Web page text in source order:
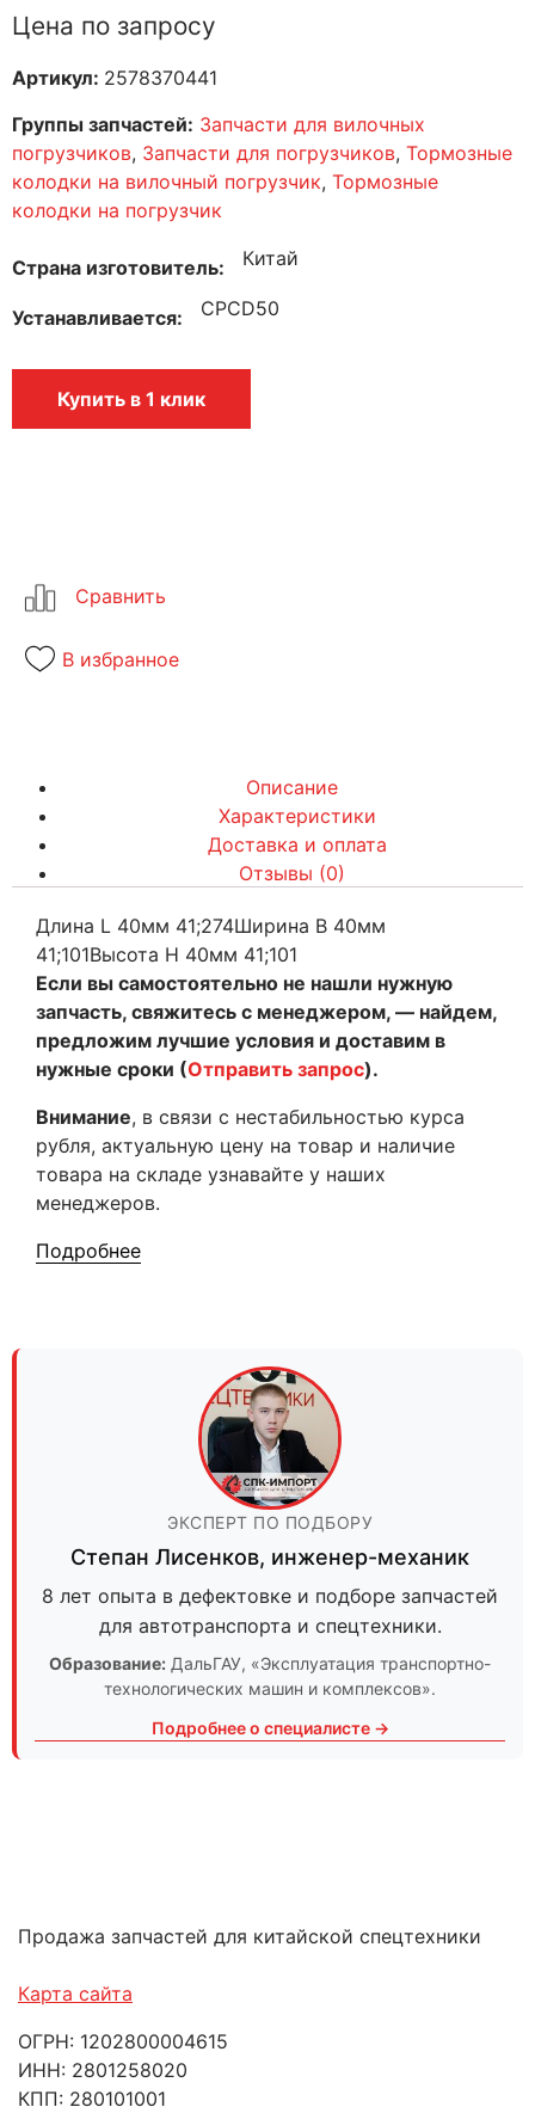
Цена по запросу
Артикул: 2578370441
Группы запчастей: Запчасти для вилочных
погрузчиков, Запчасти для погрузчиков, Тормозные
колодки на вилочный погрузчик, Тормозные
колодки на погрузчик
Страна изготовитель Китай
Устанавливается CPCD50
Купить в 1 клик
В избранное
Описание
Характеристики
Доставка и оплата
Отзывы (0)
Длина L 40мм 41;274Ширина B 40мм
41;101Высота H 40мм 41;101
Если вы самостоятельно не нашли нужную
запчасть, свяжитесь с менеджером, — найдем,
предложим лучшие условия и доставим в
нужные сроки (Отправить запрос).
Внимание, в связи с нестабильностью курса
рубля, актуальную цену на товар и наличие
товара на складе узнавайте у наших
менеджеров.
Подробнее
ЭКСПЕРТ ПО ПОДБОРУ
Степан Лисенков, инженер-механик
8 лет опыта в дефектовке и подборе запчастей
для автотранспорта и спецтехники.
Образование: ДальГАУ, «Эксплуатация транспортно-
технологических машин и комплексов».
Подробнее о специалисте →
Продажа запчастей для китайской спецтехники
Карта сайта
ОГРН: 1202800004615
ИНН: 2801258020
КПП: 280101001